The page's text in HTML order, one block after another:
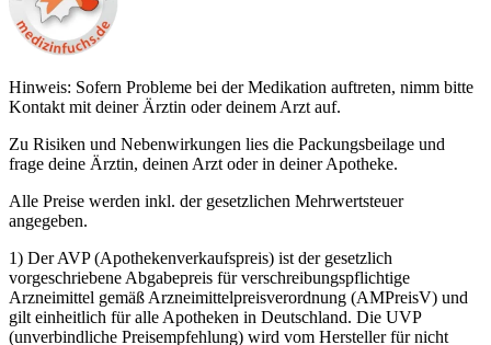
Hinweis: Sofern Probleme bei der Medikation auftreten, nimm bitte
Kontakt mit deiner Ärztin oder deinem Arzt auf.
Zu Risiken und Nebenwirkungen lies die Packungsbeilage und
frage deine Ärztin, deinen Arzt oder in deiner Apotheke.
Alle Preise werden inkl. der gesetzlichen Mehrwertsteuer
angegeben.
1) Der AVP (Apothekenverkaufspreis) ist der gesetzlich
vorgeschriebene Abgabepreis für verschreibungspflichtige
Arzneimittel gemäß Arzneimittelpreisverordnung (AMPreisV) und
gilt einheitlich für alle Apotheken in Deutschland. Die UVP
(unverbindliche Preisempfehlung) wird vom Hersteller für nicht